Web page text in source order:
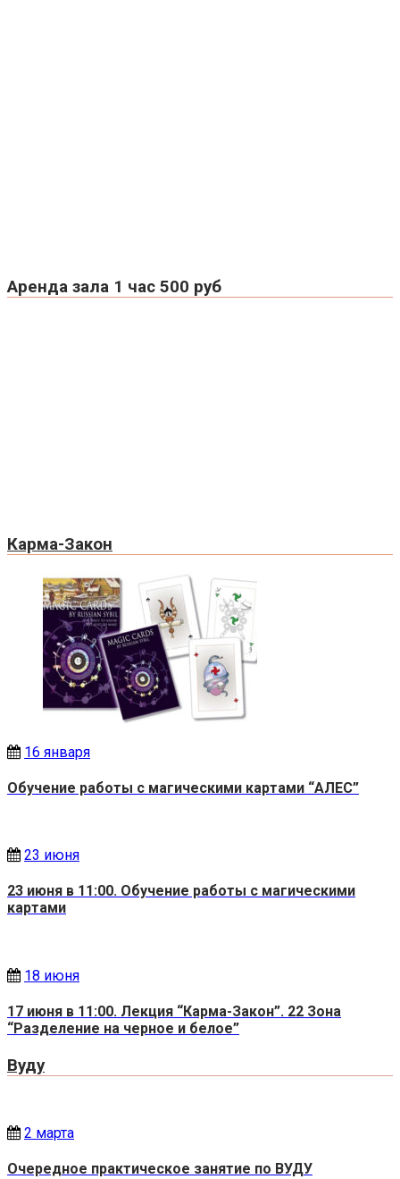
Аренда зала 1 час 500 руб
Карма-Закон
16 января
Обучение работы с магическими картами “АЛЕС”
23 июня
23 июня в 11:00. Обучение работы с магическими
картами
18 июня
17 июня в 11:00. Лекция “Карма-Закон”. 22 Зона
“Разделение на черное и белое”
Вуду
2 марта
Очередное практическое занятие по ВУДУ